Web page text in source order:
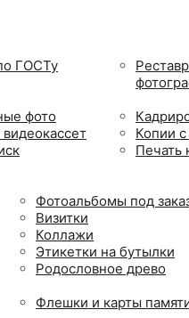
ГОСТу
фото
Копии
Печать
Фотоальбомы под
Визитки
Коллажи
Этикетки на бутылки
Родословное древо
Флешки и карты